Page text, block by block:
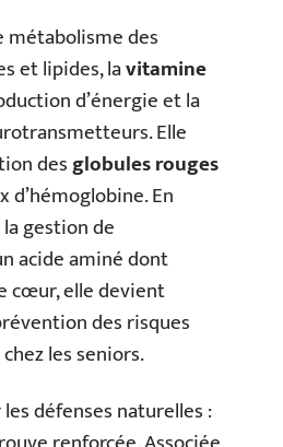
métabolisme des
et lipides, lavitamine
d’énergie et la
Elle
desglobules rouges
En
gestion de
acide aminé dont
cœur, elle devient
des risques
les seniors.
défenses naturelles :